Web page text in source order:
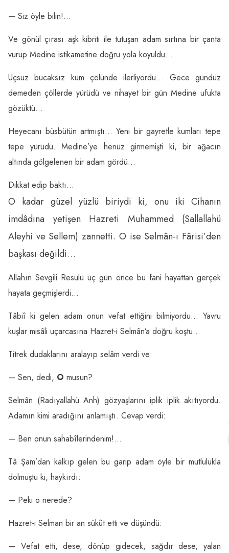
— Siz öyle bilin!…
Ve gönül çırası aşk kibriti ile tutuşan adam sırtına bir çanta
vurup Medine istikametine doğru yola koyuldu…
Uçsuz bucaksız kum çölünde ilerliyordu… Gece gündüz
demeden çöllerde yürüdü ve nihayet bir gün Medine ufukta
gözüktü…
Heyecanı büsbütün artmıştı… Yeni bir gayretle kumları tepe
tepe yürüdü. Medine’ye henüz girmemişti ki, bir ağacın
altında gölgelenen bir adam gördü…
Dikkat edip baktı…
O kadar güzel yüzlü biriydi ki, onu iki Cihanın
imdâdına yetişen Hazreti Muhammed (Sallallahü
Aleyhi ve Sellem) zannetti. O ise Selmân-ı Fârisi’den
başkası değildi…
Allahın Sevgili Resulü üç gün önce bu fani hayattan gerçek
hayata geçmişlerdi…
Tâbiî ki gelen adam onun vefat ettiğini bilmiyordu… Yavru
kuşlar misâli uçarcasına Hazret-i Selmân’a doğru koştu…
Titrek dudaklarını aralayıp selâm verdi ve:
— Sen, dedi, O musun?
Selmân (Radıyallahü Anh) gözyaşlarını iplik iplik akıtıyordu.
Adamın kimi aradığını anlamıştı. Cevap verdi:
— Ben onun sahabîlerindenim!…
Tâ Şam’dan kalkıp gelen bu garip adam öyle bir mutlulukla
dolmuştu ki, haykırdı:
— Peki o nerede?
Hazret-i Selman bir an sükût etti ve düşündü:
— Vefat etti, dese, dönüp gidecek, sağdır dese, yalan